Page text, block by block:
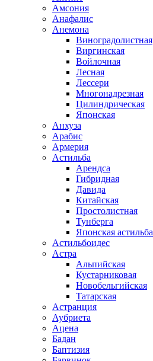
Амсония
Анафалис
Анемона
Виноградолистная
Виргинская
Войлочная
Лесная
Лессери
Многонадрезная
Цилиндрическая
Японская
Анхуза
Арабис
Армерия
Астильба
Арендса
Гибридная
Давида
Китайская
Простолистная
Тунберга
Японская астильба
Астильбоидес
Астра
Альпийская
Кустарниковая
Новобельгийская
Татарская
Астранция
Аубриета
Ацена
Бадан
Баптизия